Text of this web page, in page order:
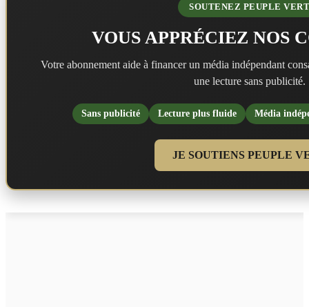
SOUTENEZ PEUPLE VERT
VOUS APPRÉCIEZ NOS
Votre abonnement aide à financer un média indépendant
une lecture sans publicité.
Sans publicité Lecture plus fluide Média
JE SOUTIENS PEUPLE